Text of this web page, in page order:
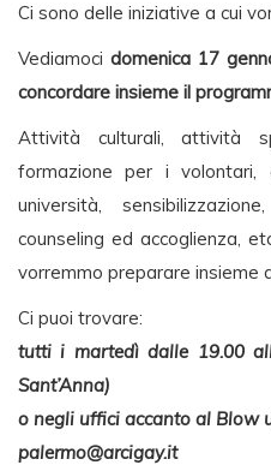
Ci sono delle iniziative a cui
Vediamoci domenica 17
concordare insieme il
Attività culturali, attività
formazione per i
università,
counseling ed accoglienza,
vorremmo preparare insieme
Ci puoi trovare:
tutti i martedì dalle 19.00
Sant’Anna)
o negli uffici accanto al Blow
palermo@arcigay.it